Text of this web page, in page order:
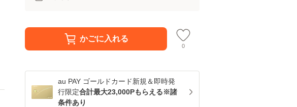
かごに入れる
0
au PAY ゴールドカード新規＆即時発
行限定合計最大23,000Pもらえる※諸
条件あり